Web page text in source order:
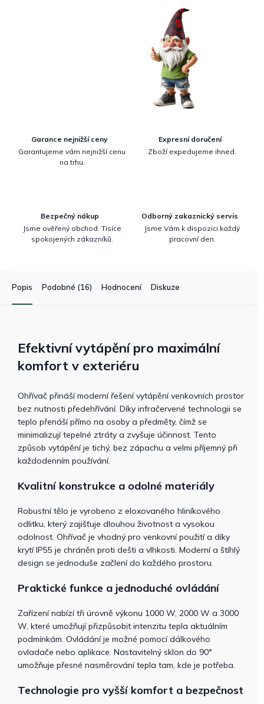
Garance nejnižší ceny
Garantujeme vám nejnižší cenu
na trhu.
Expresní doručení
Zboží expedujeme ihned.
Bezpečný nákup
Jsme ověřený obchod. Tisíce
spokojených zákazníků.
Odborný zakaznický servis
Jsme Vám k dispozici každý
pracovní den.
Popis Podobné (16) Hodnocení Diskuze
Efektivní vytápění pro maximální
komfort v exteriéru
Ohřívač přináší moderní řešení vytápění venkovních prostor
bez nutnosti předehřívání. Díky infračervené technologii se
teplo přenáší přímo na osoby a předměty, čímž se
minimalizují tepelné ztráty a zvyšuje účinnost. Tento
způsob vytápění je tichý, bez zápachu a velmi příjemný při
každodenním používání.
Kvalitní konstrukce a odolné materiály
Robustní tělo je vyrobeno z eloxovaného hliníkového
odlitku, který zajišťuje dlouhou životnost a vysokou
odolnost. Ohřívač je vhodný pro venkovní použití a díky
krytí IP55 je chráněn proti dešti a vlhkosti. Moderní a štíhlý
design se jednoduše začlení do každého prostoru.
Praktické funkce a jednoduché ovládání
Zařízení nabízí tři úrovně výkonu 1000 W, 2000 W a 3000
W, které umožňují přizpůsobit intenzitu tepla aktuálním
podmínkám. Ovládání je možné pomocí dálkového
ovladače nebo aplikace. Nastavitelný sklon do 90°
umožňuje přesné nasměrování tepla tam, kde je potřeba.
Technologie pro vyšší komfort a bezpečnost